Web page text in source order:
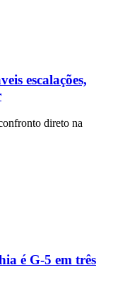
escalações,
direto na
é G-5 em três